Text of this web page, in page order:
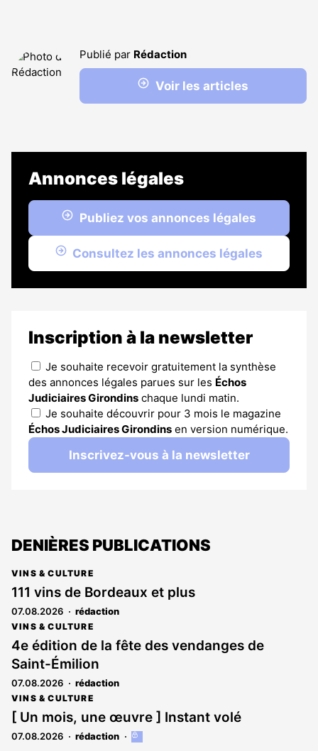
Publié par Rédaction
Voir les articles
Annonces légales
Publiez vos annonces légales
Consultez les annonces légales
Inscription à la newsletter
Je souhaite recevoir gratuitement la synthèse
des annonces légales parues sur les Échos
Judiciaires Girondins chaque lundi matin.
Je souhaite découvrir pour 3 mois le magazine
Échos Judiciaires Girondins en version numérique.
Inscrivez-vous à la newsletter
DENIÈRES PUBLICATIONS
VINS & CULTURE
111 vins de Bordeaux et plus
07.08.2026 rédaction
VINS & CULTURE
4e édition de la fête des vendanges de
Saint-Émilion
07.08.2026 rédaction
VINS & CULTURE
[ Un mois, une œuvre ] Instant volé
07.08.2026 rédaction
Cet